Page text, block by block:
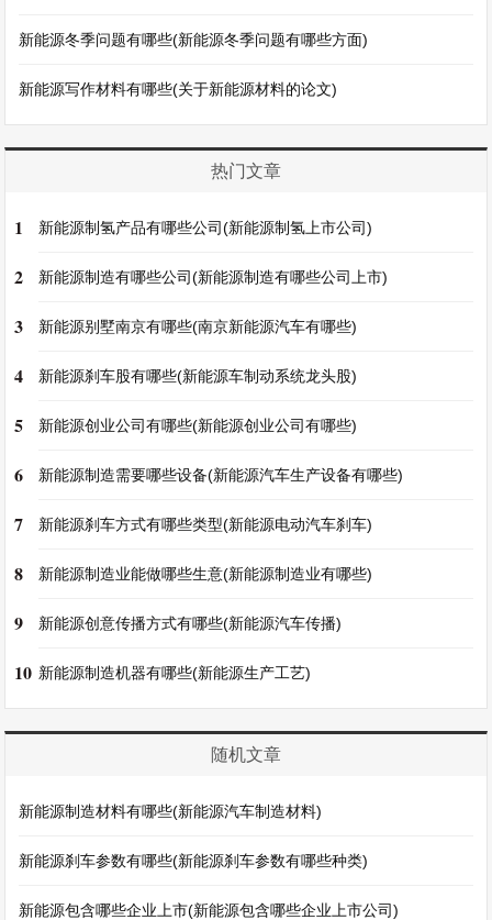
新能源冬季问题有哪些(新能源冬季问题有哪些方面)
新能源写作材料有哪些(关于新能源材料的论文)
热门文章
1 新能源制氢产品有哪些公司(新能源制氢上市公司)
2 新能源制造有哪些公司(新能源制造有哪些公司上市)
3 新能源别墅南京有哪些(南京新能源汽车有哪些)
4 新能源刹车股有哪些(新能源车制动系统龙头股)
5 新能源创业公司有哪些(新能源创业公司有哪些)
6 新能源制造需要哪些设备(新能源汽车生产设备有哪些)
7 新能源刹车方式有哪些类型(新能源电动汽车刹车)
8 新能源制造业能做哪些生意(新能源制造业有哪些)
9 新能源创意传播方式有哪些(新能源汽车传播)
10 新能源制造机器有哪些(新能源生产工艺)
随机文章
新能源制造材料有哪些(新能源汽车制造材料)
新能源刹车参数有哪些(新能源刹车参数有哪些种类)
新能源包含哪些企业上市(新能源包含哪些企业上市公司)